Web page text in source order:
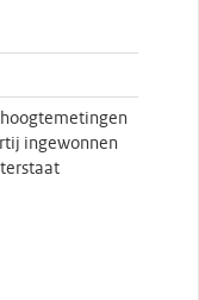
ingewonnen